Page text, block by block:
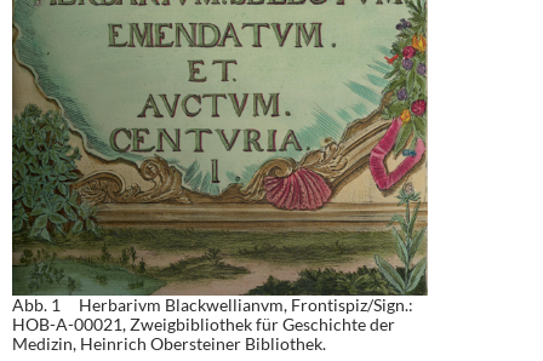
Abb. 1 Herbarivm Blackwellianvm, Frontispiz/Sign.:
HOB-A-00021, Zweigbibliothek für Geschichte der
Medizin, Heinrich Obersteiner Bibliothek.